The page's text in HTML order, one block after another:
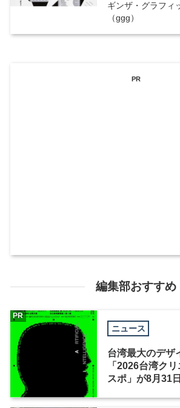
ギンザ・グラフィ
（ggg）
PR
編集部おすすめ
ニュース
台湾最大のデザ
「2026台湾ク
スポ」が8月31
PR